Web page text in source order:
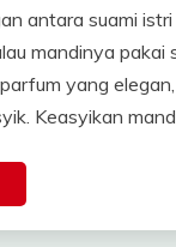
antara suami
mandinya pakai
yang
Keasyikan